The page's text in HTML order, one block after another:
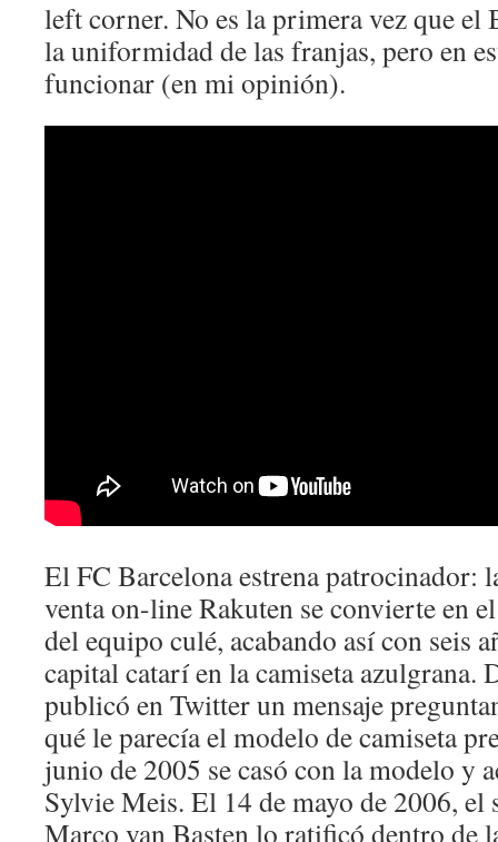
left corner. No es la primera vez que el
la uniformidad de las franjas, pero en
funcionar (en mi opinión).
El FC Barcelona estrena patrocinador:
venta on-line Rakuten se convierte en
del equipo culé, acabando así con seis
capital catarí en la camiseta azulgrana.
publicó en Twitter un mensaje
qué le parecía el modelo de camiseta
junio de 2005 se casó con la modelo y
Sylvie Meis. El 14 de mayo de 2006, el
Marco van Basten lo ratificó dentro de